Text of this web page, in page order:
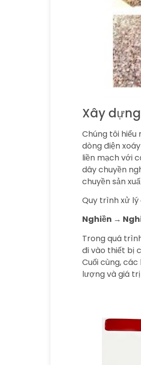
Xây
Chúng tôi
dòng điện
liền mạch với
dây chuyền
chuyền sản
Quy trình xử lý
Nghiền →
Trong quá
đi vào thiết bị
Cuối cùng,
lượng và giá